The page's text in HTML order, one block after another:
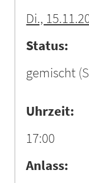
Di.,
Status:
gemischt
Uhrzeit:
17:00
Anlass: